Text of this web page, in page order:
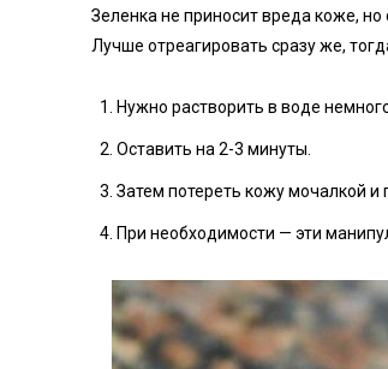
Зеленка не приносит вреда коже, но
Лучше отреагировать сразу же,
Нужно растворить в воде
Оставить на 2-3 минуты.
Затем потереть кожу мочалкой и
При необходимости — эти